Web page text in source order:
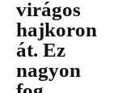
virágos
hajkoron
át. Ez
nagyon